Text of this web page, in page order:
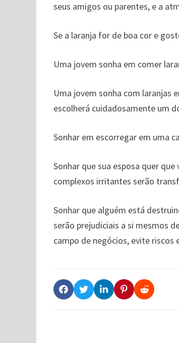
seus amigos ou parentes, e a
Se a laranja for de boa cor e
Uma jovem sonha em comer
Uma jovem sonha com laranjas
escolherá cuidadosamente um
Sonhar em escorregar em uma
Sonhar que sua esposa quer
complexos irritantes serão
Sonhar que alguém está
serão prejudiciais a si mesmos
campo de negócios, evite riscos